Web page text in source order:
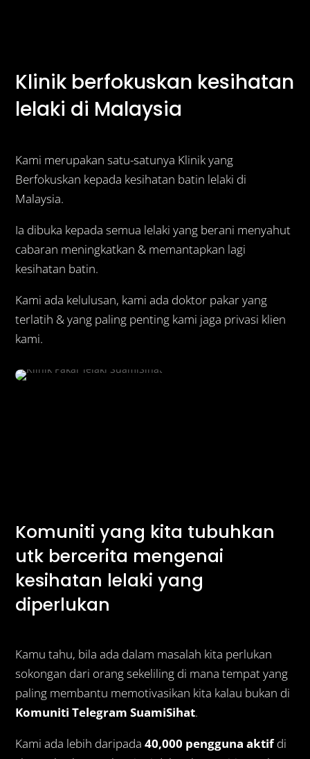
Klinik berfokuskan kesihatan
lelaki di Malaysia
Kami merupakan satu-satunya Klinik yang
Berfokuskan kepada kesihatan batin lelaki di
Malaysia.
Ia dibuka kepada semua lelaki yang berani menyahut
cabaran meningkatkan & memantapkan lagi
kesihatan batin.
Kami ada kelulusan, kami ada doktor pakar yang
terlatih & yang paling penting kami jaga privasi klien
kami.
Komuniti yang kita tubuhkan
utk bercerita mengenai
kesihatan lelaki yang
diperlukan
Kamu tahu, bila ada dalam masalah kita perlukan
sokongan dari orang sekeliling di mana tempat yang
paling membantu memotivasikan kita kalau bukan di
Komuniti Telegram SuamiSihat.
Kami ada lebih daripada40,000 pengguna aktifdi